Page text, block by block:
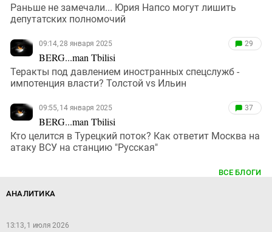
Раньше не замечали... Юрия Напсо могут лишить
депутатских полномочий
09:14, 28 января 2025
BERG...man Tbilisi
29
Теракты под давлением иностранных спецслужб -
импотенция власти? Толстой vs Ильин
09:55, 14 января 2025
BERG...man Tbilisi
37
Кто целится в Турецкий поток? Как ответит Москва на
атаку ВСУ на станцию "Русская"
ВСЕ БЛОГИ
АНАЛИТИКА
13:13, 1 июля 2026